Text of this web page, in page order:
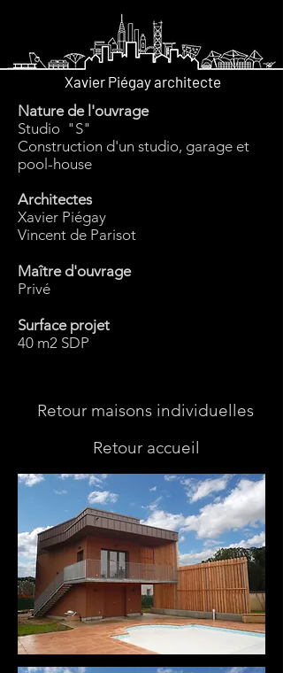
Xavier Piégay architecte
Nature de l'ouvrage
Studio "S"
Construction d'un studio, garage et
pool-house
Architectes
Xavier Piégay
Vincent de Parisot
Maître d'ouvrage
Privé
Surface projet
40 m2 SDP
Retour maisons individuelles
Retour accueil